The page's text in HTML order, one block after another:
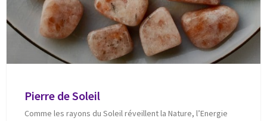
Pierre de Soleil
Comme les rayons du Soleil réveillent la Nature, l’Energie